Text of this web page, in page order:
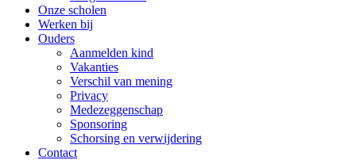
Onze scholen
Werken bij
Ouders
Aanmelden kind
Vakanties
Verschil van mening
Privacy
Medezeggenschap
Sponsoring
Schorsing en verwijdering
Contact